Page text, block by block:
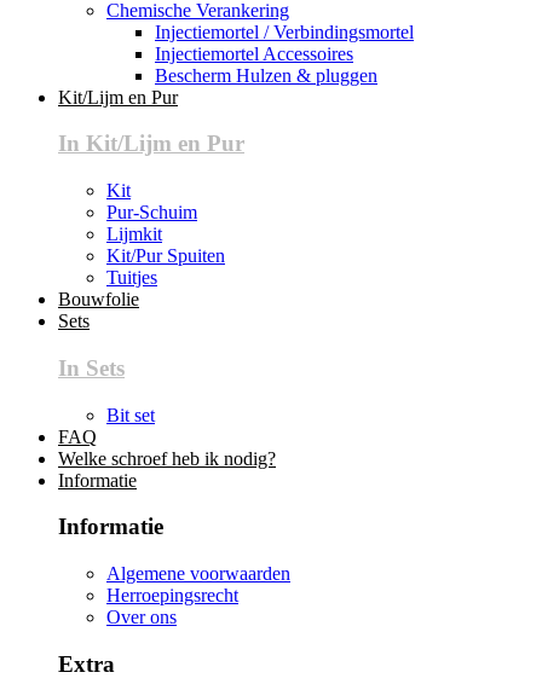
Chemische Verankering
Injectiemortel / Verbindingsmortel
Injectiemortel Accessoires
Bescherm Hulzen & pluggen
Kit/Lijm en Pur
In Kit/Lijm en Pur
Kit
Pur-Schuim
Lijmkit
Kit/Pur Spuiten
Tuitjes
Bouwfolie
Sets
In Sets
Bit set
FAQ
Welke schroef heb ik nodig?
Informatie
Informatie
Algemene voorwaarden
Herroepingsrecht
Over ons
Extra